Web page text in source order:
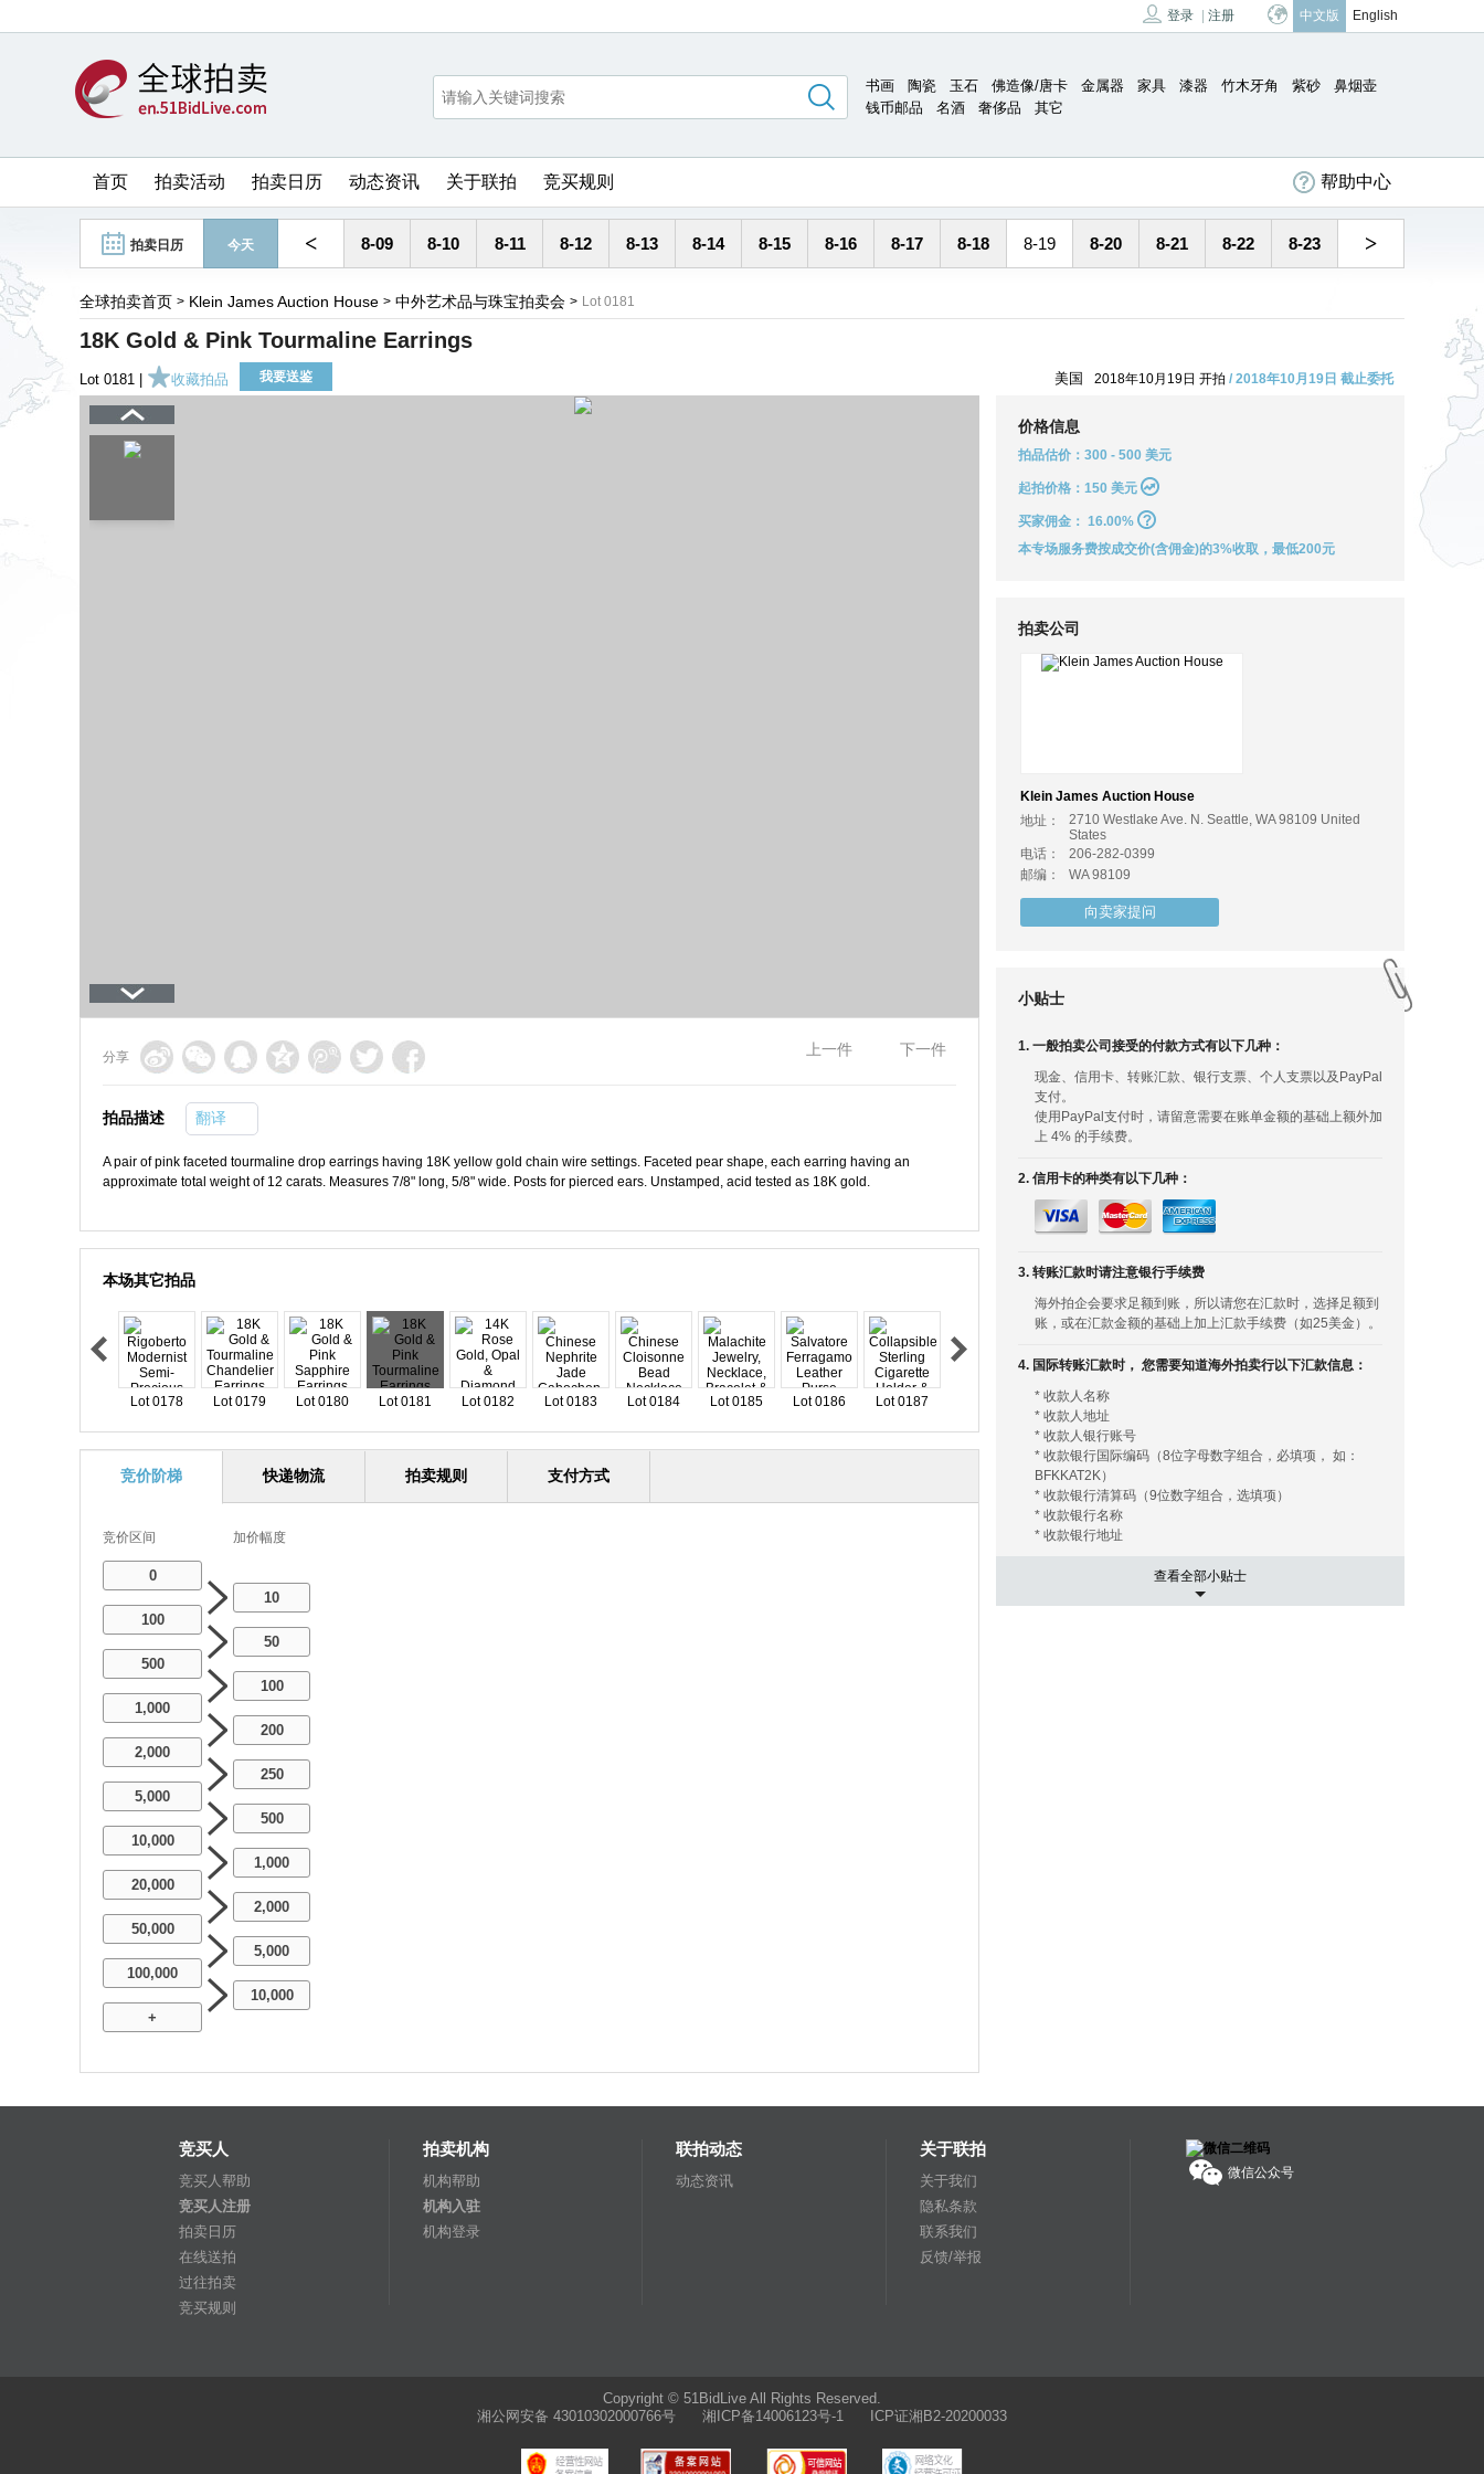
登录 注册 中文版 English
书画 陶瓷 玉石 佛造像/唐卡 金属器 家具 漆器 竹木牙角 紫砂
鼻烟壶
钱币邮品
名酒 奢侈品 其它
首页 拍卖活动 拍卖日历 动态资讯 关于联拍 竞买规则 帮助中心
拍卖日历 今天 < 8-09 8-10 8-11 8-12 8-13 8-14 8-15 8-16 8-17 8-18 8-19 8-20 8-21 8-22 8-23 >
全球拍卖首页 > Klein James Auction House > 中外艺术品与珠宝拍卖会 > Lot 0181
18K Gold & Pink Tourmaline Earrings
Lot 0181 | 收藏拍品 我要送鉴 美国 2018年10月19日 开拍 / 2018年10月19日 截止委托
分享 上一件 下一件
拍品描述 翻译
A pair of pink faceted tourmaline drop earrings having 18K yellow gold chain wire settings. Faceted pear shape, each earring having an
approximate total weight of 12 carats. Measures 7/8" long, 5/8" wide. Posts for pierced ears. Unstamped, acid tested as 18K gold.
本场其它拍品
Lot 0178 Lot 0179 Lot 0180 Lot 0181 Lot 0182 Lot 0183 Lot 0184 Lot 0185 Lot 0186 Lot 0187
竞价阶梯 快递物流 拍卖规则 支付方式
竞价区间 加价幅度
0
10
100
50
500
100
1,000
200
2,000
250
5,000
500
10,000
1,000
20,000
2,000
50,000
5,000
100,000
10,000
+
价格信息
拍品估价：300 - 500 美元
起拍价格：150 美元
买家佣金： 16.00%
本专场服务费按成交价(含佣金)的3%收取，最低200元
拍卖公司
Klein James Auction House
地址：
2710 Westlake Ave. N. Seattle, WA 98109 United
States
电话：
206-282-0399
邮编：
WA 98109
向卖家提问
小贴士
1. 一般拍卖公司接受的付款方式有以下几种：
现金、信用卡、转账汇款、银行支票、个人支票以及PayPal
支付。
使用PayPal支付时，请留意需要在账单金额的基础上额外加
上 4% 的手续费。
2. 信用卡的种类有以下几种：
3. 转账汇款时请注意银行手续费
海外拍企会要求足额到账，所以请您在汇款时，选择足额到
账，或在汇款金额的基础上加上汇款手续费（如25美金）。
4. 国际转账汇款时， 您需要知道海外拍卖行以下汇款信息：
* 收款人名称
* 收款人地址
* 收款人银行账号
* 收款银行国际编码（8位字母数字组合，必填项， 如：
BFKKAT2K）
* 收款银行清算码（9位数字组合，选填项）
* 收款银行名称
* 收款银行地址
有的海外拍卖行会替您安排和协调运输， 您只需要支付相关
查看全部小贴士
竞买人
竞买人帮助
竞买人注册
拍卖日历
在线送拍
过往拍卖
竞买规则
拍卖机构
机构帮助
机构入驻
机构登录
联拍动态
动态资讯
关于联拍
关于我们
隐私条款
联系我们
反馈/举报
微信公众号
Copyright © 51BidLive All Rights Reserved.
湘公网安备 43010302000766号 湘ICP备14006123号-1 ICP证湘B2-20200033